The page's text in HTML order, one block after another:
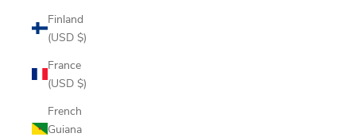
Finland
(USD $)
France
(USD $)
French
Guiana